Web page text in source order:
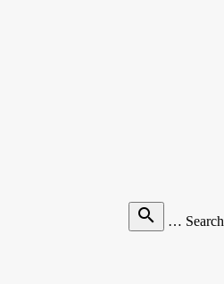
Search …
search